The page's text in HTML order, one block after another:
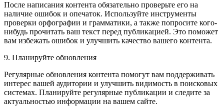
После написания контента обязательно проверьте его на
наличие ошибок и опечаток. Используйте инструменты
проверки орфографии и грамматики, а также попросите кого-
нибудь прочитать ваш текст перед публикацией. Это поможет
вам избежать ошибок и улучшить качество вашего контента.
9. Планируйте обновления
Регулярные обновления контента помогут вам поддерживать
интерес вашей аудитории и улучшить видимость в поисковых
системах. Планируйте регулярные публикации и следите за
актуальностью информации на вашем сайте.